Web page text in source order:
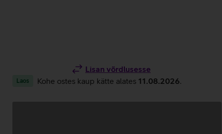
Lisan võrdlusesse
Laos Kohe ostes kaup kätte alates 11.08.2026